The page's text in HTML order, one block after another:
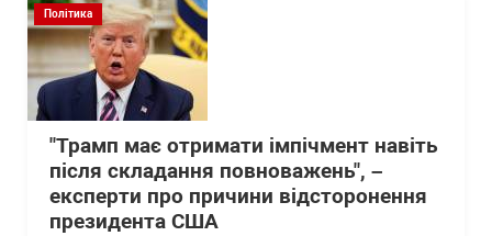
Політика
"Трамп має отримати імпічмент навіть
після складання повноважень", –
експерти про причини відсторонення
президента США